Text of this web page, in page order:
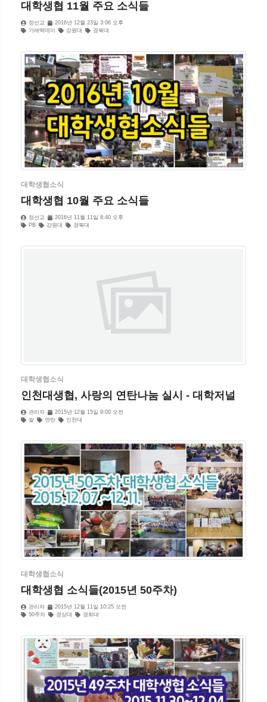
대학생협 11월 주요 소식들
정선교
2016년 12월 23일 3:06 오후
가래떡데이
강원대 경북대
대학생협소식
대학생협 10월 주요 소식들
정선교
2016년 11월 11일 8:40 오후
PB
강원대 경북대
대학생협소식
인천대생협, 사랑의 연탄나눔 실시 - 대학저널
관리자
2015년 12월 15일 9:00 오전
쌀
연탄 인천대
대학생협소식
대학생협 소식들(2015년 50주차)
관리자
2015년 12월 11일 10:25 오전
50주차
경상대 경희대